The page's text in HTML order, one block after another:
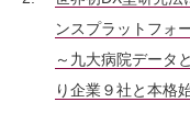
ンスプラットフォ
～九大病院データ
り企業９社と本格